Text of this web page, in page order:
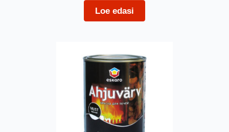
Loe edasi